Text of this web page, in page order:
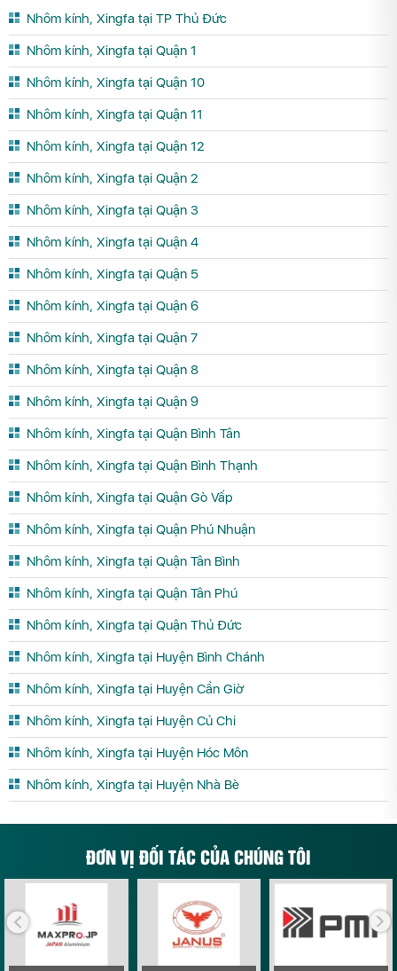
Nhôm kính, Xingfa tại TP Thủ Đức
Nhôm kính, Xingfa tại Quận 1
Nhôm kính, Xingfa tại Quận 10
Nhôm kính, Xingfa tại Quận 11
Nhôm kính, Xingfa tại Quận 12
Nhôm kính, Xingfa tại Quận 2
Nhôm kính, Xingfa tại Quận 3
Nhôm kính, Xingfa tại Quận 4
Nhôm kính, Xingfa tại Quận 5
Nhôm kính, Xingfa tại Quận 6
Nhôm kính, Xingfa tại Quận 7
Nhôm kính, Xingfa tại Quận 8
Nhôm kính, Xingfa tại Quận 9
Nhôm kính, Xingfa tại Quận Bình Tân
Nhôm kính, Xingfa tại Quận Bình Thạnh
Nhôm kính, Xingfa tại Quận Gò Vấp
Nhôm kính, Xingfa tại Quận Phú Nhuận
Nhôm kính, Xingfa tại Quận Tân Bình
Nhôm kính, Xingfa tại Quận Tân Phú
Nhôm kính, Xingfa tại Quận Thủ Đức
Nhôm kính, Xingfa tại Huyện Bình Chánh
Nhôm kính, Xingfa tại Huyện Cần Giờ
Nhôm kính, Xingfa tại Huyện Củ Chi
Nhôm kính, Xingfa tại Huyện Hóc Môn
Nhôm kính, Xingfa tại Huyện Nhà Bè
ĐƠN VỊ ĐỐI TÁC CỦA CHÚNG TÔI